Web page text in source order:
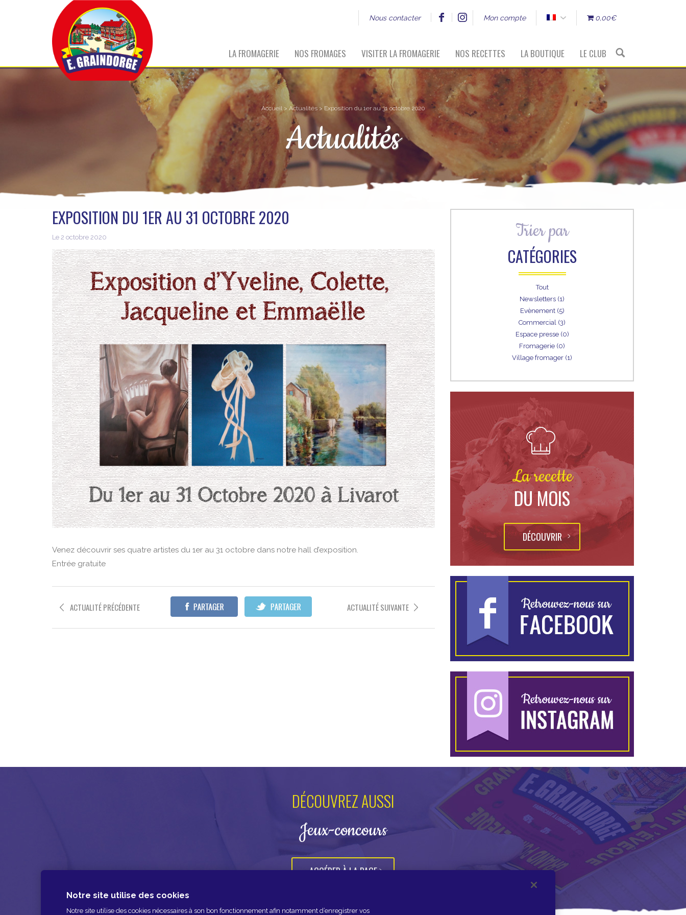
Nous contacter Mon compte 0,00€
LA FROMAGERIE NOS FROMAGES VISITER LA FROMAGERIE NOS RECETTES LA BOUTIQUE LE CLUB
Accueil > Actualités > Exposition du 1er au 31 octobre 2020
Actualités
EXPOSITION DU 1ER AU 31 OCTOBRE 2020
Le 2 octobre 2020
Venez découvrir ses quatre artistes du 1er au 31 octobre dans notre hall d’exposition.
Entrée gratuite
ACTUALITÉ PRÉCÉDENTE ACTUALITÉ SUIVANTE
Trier par
CATÉGORIES
Tout
Newsletters (1)
Evènement (5)
Commercial (3)
Espace presse (0)
Fromagerie (0)
Village fromager (1)
La recette
DU MOIS
DÉCOUVRIR
DÉCOUVREZ AUSSI
Jeux-concours
ACCÉDER À LA PAGE
Notre site utilise des cookies
Notre site utilise des cookies nécessaires à son bon fonctionnement afin notamment d’enregistrer vos